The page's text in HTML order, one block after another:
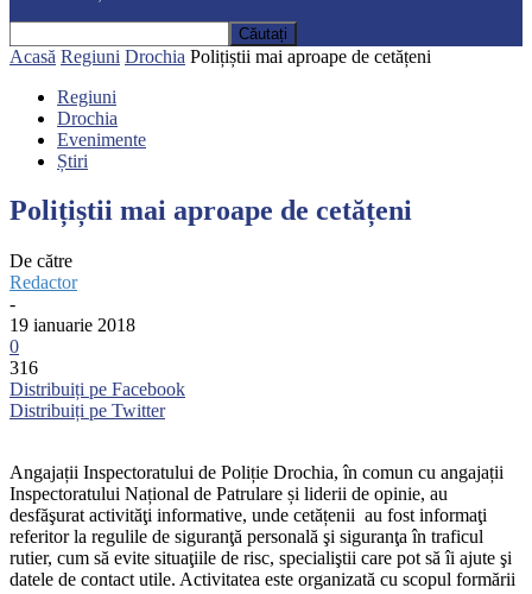
Acasă Regiuni Drochia Polițiștii mai aproape de cetățeni
Regiuni
Drochia
Evenimente
Știri
Polițiștii mai aproape de cetățeni
De către
Redactor
-
19 ianuarie 2018
0
316
Distribuiți pe Facebook
Distribuiți pe Twitter
Angajații Inspectoratului de Poliție Drochia, în comun cu angajații
Inspectoratului Național de Patrulare și liderii de opinie, au
desfăşurat activităţi informative, unde cetățenii au fost informaţi
referitor la regulile de siguranţă personală şi siguranţa în traficul
rutier, cum să evite situaţiile de risc, specialiştii care pot să îi ajute şi
datele de contact utile. Activitatea este organizată cu scopul formării